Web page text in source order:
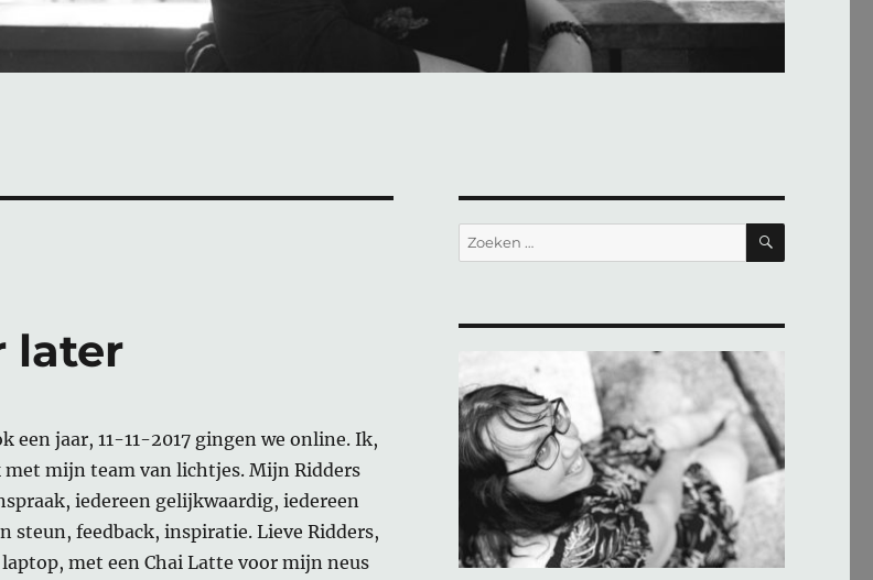
later
een jaar, 11-11-2017 gingen we online. Ik,
mijn team van lichtjes. Mijn Ridders
iedereen gelijkwaardig, iedereen
steun, feedback, inspiratie. Lieve Ridders,
met een Chai Latte voor mijn neus
Zoeken
naar:
ZOEKEN